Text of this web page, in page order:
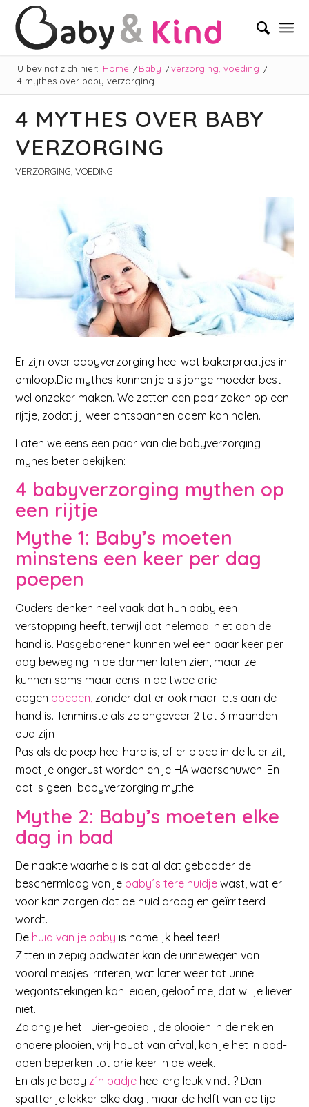
U bevindt zich hier: Home / Baby / verzorging, voeding /
4 mythes over baby verzorging
4 MYTHES OVER BABY
VERZORGING
VERZORGING, VOEDING
Er zijn over babyverzorging heel wat bakerpraatjes in
omloop.Die mythes kunnen je als jonge moeder best
wel onzeker maken. We zetten een paar zaken op een
rijtje, zodat jij weer ontspannen adem kan halen.
Laten we eens een paar van die babyverzorging
myhes beter bekijken:
4 babyverzorging mythen op
een rijtje
Mythe 1: Baby’s moeten
minstens een keer per dag
poepen
Ouders denken heel vaak dat hun baby een
verstopping heeft, terwijl dat helemaal niet aan de
hand is. Pasgeborenen kunnen wel een paar keer per
dag beweging in de darmen laten zien, maar ze
kunnen soms maar eens in de twee drie
dagen poepen, zonder dat er ook maar iets aan de
hand is. Tenminste als ze ongeveer 2 tot 3 maanden
oud zijn
Pas als de poep heel hard is, of er bloed in de luier zit,
moet je ongerust worden en je HA waarschuwen. En
dat is geen babyverzorging mythe!
Mythe 2: Baby’s moeten elke
dag in bad
De naakte waarheid is dat al dat gebadder de
beschermlaag van je baby´s tere huidje wast, wat er
voor kan zorgen dat de huid droog en geïrriteerd
wordt.
De huid van je baby is namelijk heel teer!
Zitten in zepig badwater kan de urinewegen van
vooral meisjes irriteren, wat later weer tot urine
wegontstekingen kan leiden, geloof me, dat wil je liever
niet.
Zolang je het ¨luier-gebied¨, de plooien in de nek en
andere plooien, vrij houdt van afval, kan je het in bad-
doen beperken tot drie keer in de week.
En als je babyz´n badje heel erg leuk vindt ? Dan
spatter je lekker elke dag , maar de helft van de tijd